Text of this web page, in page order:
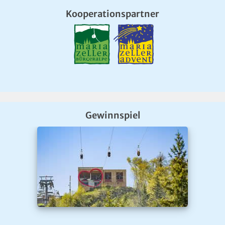
Kooperationspartner
Gewinnspiel